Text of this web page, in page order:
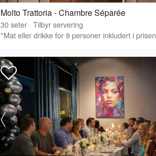
Molto Trattoria - Chambre Séparée
30seter · Tilbyr servering
*Mat eller drikke for 9 personer inkludert i prisen